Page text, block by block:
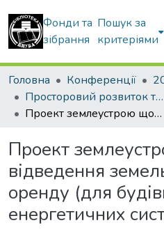
Фонди та
зібрання
Пошук за
критеріями
Головна Конференції
Просторовий розвиток територій: Традиції та інновації
Проект землеустрою щодо відведення земельної ділянки в оренду (для будівництва енергетичних систем)
Проект
відведення
оренду (для
енергетичних